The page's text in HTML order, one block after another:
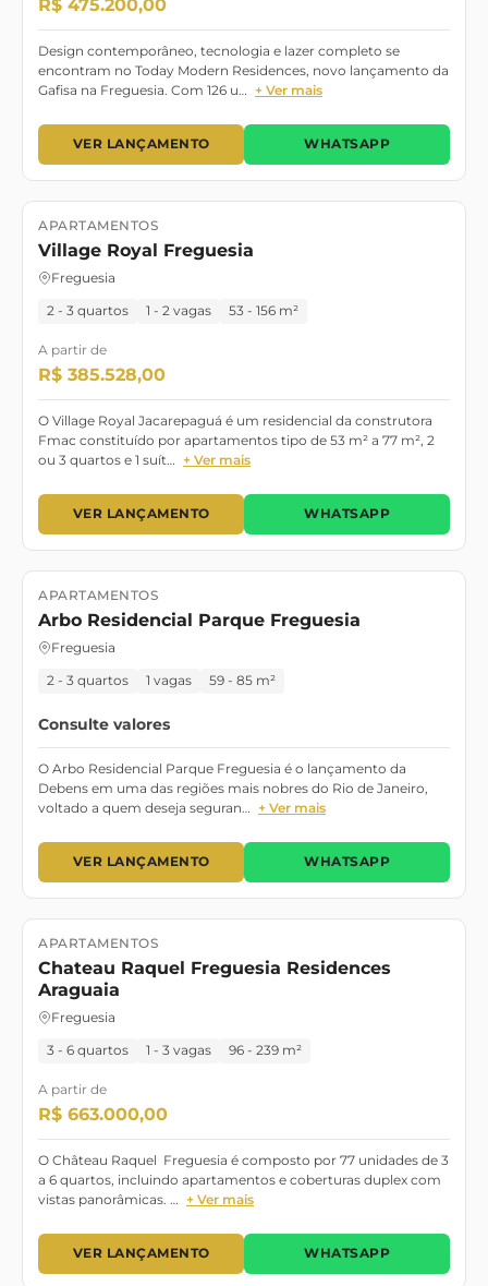
R$ 475.200,00
Design contemporâneo, tecnologia e lazer completo se
encontram no Today Modern Residences, novo lançamento da
Gafisa na Freguesia. Com 126 u… + Ver mais
VER LANÇAMENTO WHATSAPP
Lançamento Pronto para morar
APARTAMENTOS
Village Royal Freguesia
Freguesia
2 - 3 quartos 1 - 2 vagas 53 - 156 m²
A partir de
R$ 385.528,00
O Village Royal Jacarepaguá é um residencial da construtora
Fmac constituído por apartamentos tipo de 53 m² a 77 m², 2
ou 3 quartos e 1 suít… + Ver mais
VER LANÇAMENTO WHATSAPP
Lançamento Pronto para morar
APARTAMENTOS
Arbo Residencial Parque Freguesia
Freguesia
2 - 3 quartos 1 vagas 59 - 85 m²
Consulte valores
O Arbo Residencial Parque Freguesia é o lançamento da
Debens em uma das regiões mais nobres do Rio de Janeiro,
voltado a quem deseja seguran… + Ver mais
VER LANÇAMENTO WHATSAPP
Lançamento Pronto para morar
APARTAMENTOS
Chateau Raquel Freguesia Residences
Araguaia
Freguesia
3 - 6 quartos 1 - 3 vagas 96 - 239 m²
A partir de
R$ 663.000,00
O Château Raquel Freguesia é composto por 77 unidades de 3
a 6 quartos, incluindo apartamentos e coberturas duplex com
vistas panorâmicas. … + Ver mais
VER LANÇAMENTO WHATSAPP